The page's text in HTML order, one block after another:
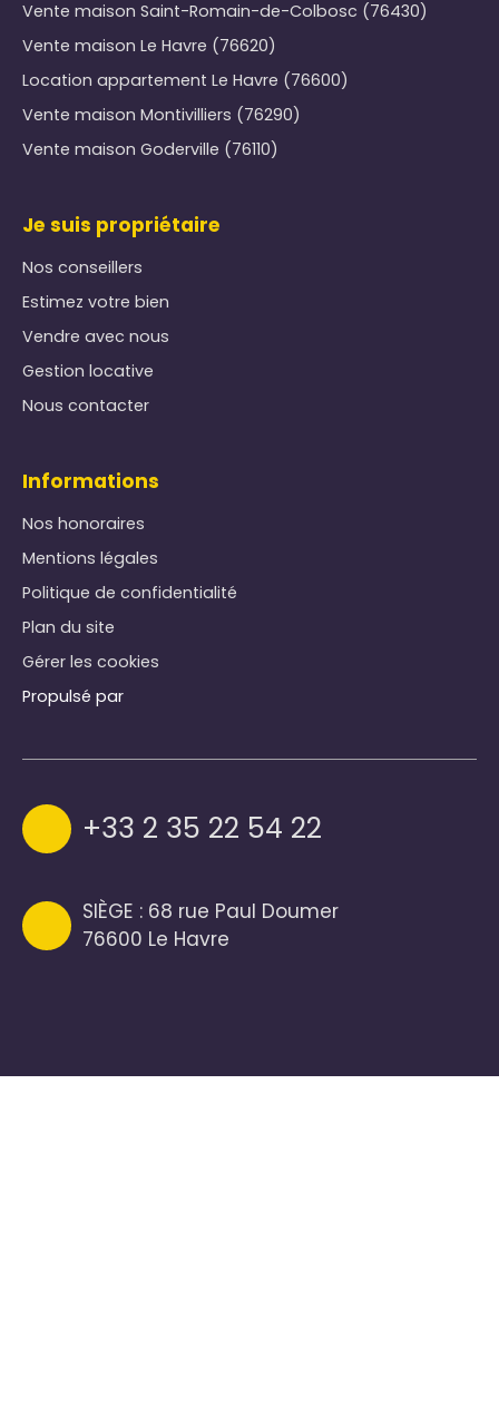
Vente maison Saint-Romain-de-Colbosc (76430)
Vente maison Le Havre (76620)
Location appartement Le Havre (76600)
Vente maison Montivilliers (76290)
Vente maison Goderville (76110)
Je suis propriétaire
Nos conseillers
Estimez votre bien
Vendre avec nous
Gestion locative
Nous contacter
Informations
Nos honoraires
Mentions légales
Politique de confidentialité
Plan du site
Gérer les cookies
Propulsé par
+33 2 35 22 54 22
SIÈGE : 68 rue Paul Doumer
76600 Le Havre